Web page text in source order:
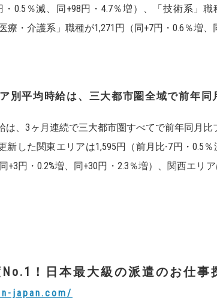
・0.5％減、同+98円・4.7％増）、「技術系」職
療・介護系」職種が1,271円（同+7円・0.6％増、
別平均時給は、三大都市圏全域で前年同
は、3ヶ月連続で三大都市圏すべてで前年同月
新した関東エリアは1,595円（前月比-7円・0.5
+3円・0.2%増、同+30円・2.3％増）、関西エリ
No.1 ！日本最大級の派遣のお仕事
japan.com/